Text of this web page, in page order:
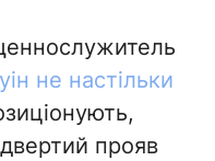
не настільки
прояв